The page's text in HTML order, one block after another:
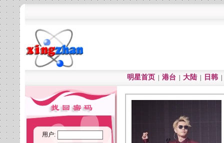
明星首页 港台 大陆 日韩
用户: